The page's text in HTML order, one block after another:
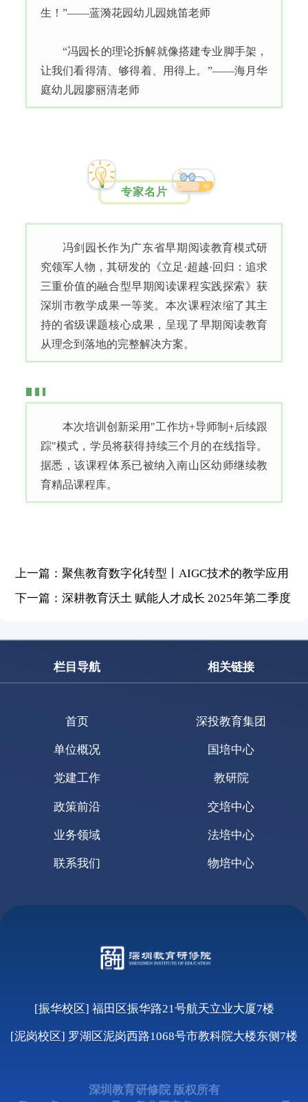
生！”——蓝漪花园幼儿园姚笛老师
“冯园长的理论拆解就像搭建专业脚手架，
让我们看得清、够得着、用得上。”——海月华
庭幼儿园廖丽清老师
专家名片
冯剑园长作为广东省早期阅读教育模式研
究领军人物，其研发的《立足·超越·回归：追求
三重价值的融合型早期阅读课程实践探索》获
深圳市教学成果一等奖。本次课程浓缩了其主
持的省级课题核心成果，呈现了早期阅读教育
从理念到落地的完整解决方案。
本次培训创新采用"工作坊+导师制+后续跟
踪"模式，学员将获得持续三个月的在线指导。
据悉，该课程体系已被纳入南山区幼师继续教
育精品课程库。
上一篇：聚焦教育数字化转型丨AIGC技术的教学应用
路径探索——深圳市中小学教师AI工具全场景实战赋
下一篇：深耕教育沃土 赋能人才成长 2025年第二季度
栏目导航
首页
单位概况
党建工作
政策前沿
业务领域
联系我们
相关链接
深投教育集团
国培中心
教研院
交培中心
法培中心
物培中心
[振华校区] 福田区振华路21号航天立业大厦7楼
[泥岗校区] 罗湖区泥岗西路1068号市教科院大楼东侧7楼
深圳教育研修院 版权所有